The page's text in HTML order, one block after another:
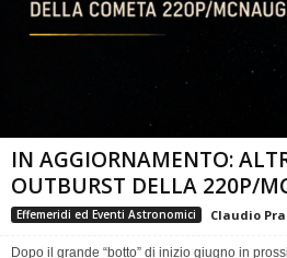
IN AGGIORNAMENTO:
OUTBURST DELLA 220P/
Effemeridi ed Eventi Astronomici Claudio Pra
Dopo il grande “botto” di inizio giugno in